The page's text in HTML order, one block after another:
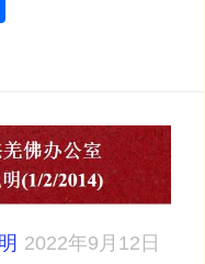
2022年9月12日